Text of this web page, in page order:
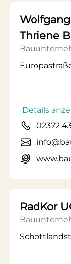
Thriene
Details
02372
RadKor